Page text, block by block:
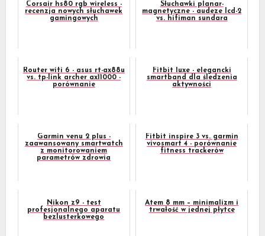
Corsair hs80 rgb wireless -
recenzja nowych słuchawek
gamingowych
Słuchawki planar-
magnetyczne - audeze lcd-2
vs. hifiman sundara
Router wifi 6 - asus rt-ax88u
vs. tp-link archer ax11000 -
porównanie
Fitbit luxe - elegancki
smartband dla śledzenia
aktywności
Garmin venu 2 plus -
zaawansowany smartwatch
z monitorowaniem
parametrów zdrowia
Fitbit inspire 3 vs. garmin
vivosmart 4 - porównanie
fitness trackerów
Nikon z9 - test
profesjonalnego aparatu
bezlusterkowego
Atem 8 mm – minimalizm i
trwałość w jednej płytce